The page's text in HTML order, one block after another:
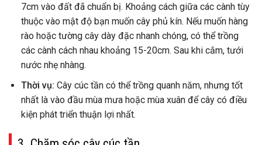
7cm vào đất đã chuẩn bị. Khoảng cách giữa các cành tùy
thuộc vào mật độ bạn muốn cây phủ kín. Nếu muốn hàng
rào hoặc tường cây dày đặc nhanh chóng, có thể trồng
các cành cách nhau khoảng 15-20cm. Sau khi cắm, tưới
nước nhẹ nhàng.
Thời vụ: Cây cúc tần có thể trồng quanh năm, nhưng tốt
nhất là vào đầu mùa mưa hoặc mùa xuân để cây có điều
kiện phát triển thuận lợi nhất.